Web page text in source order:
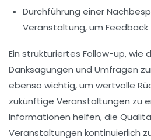
Durchführung einer
Veranstaltung, um Feedback
Ein strukturiertes Follow-up, wie
Danksagungen und Umfragen
ebenso wichtig, um wertvolle
zukünftige Veranstaltungen zu
Informationen helfen, die
Veranstaltungen kontinuierlich